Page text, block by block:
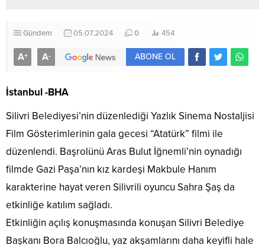
Gündem 05.07.2024 0 454
A+ A- ABONE OL
İstanbul -BHA
Silivri Belediyesi’nin düzenlediği Yazlık Sinema Nostaljisi
Film Gösterimlerinin gala gecesi “Atatürk” filmi ile
düzenlendi. Başrolünü Aras Bulut İğnemli’nin oynadığı
filmde Gazi Paşa’nın kız kardeşi Makbule Hanım
karakterine hayat veren Silivrili oyuncu Sahra Şaş da
etkinliğe katılım sağladı.
Etkinliğin açılış konuşmasında konuşan Silivri Belediye
Başkanı Bora Balcıoğlu, yaz akşamlarını daha keyifli hale